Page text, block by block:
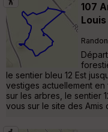
107
le sentier bleu 12 Est
vestiges actuellement
sur les arbres, le sentier
vous sur le site des Amis